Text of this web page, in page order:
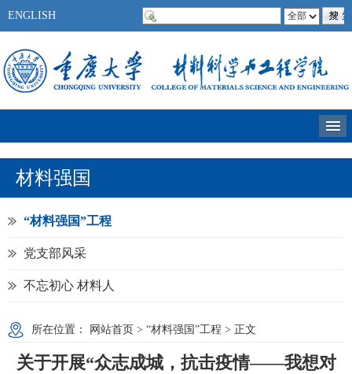
ENGLISH
材料强国
“材料强国”工程
党支部风采
不忘初心 材料人
所在位置： 网站首页 > “材料强国”工程 > 正文
关于开展“众志成城，抗击疫情——我想对